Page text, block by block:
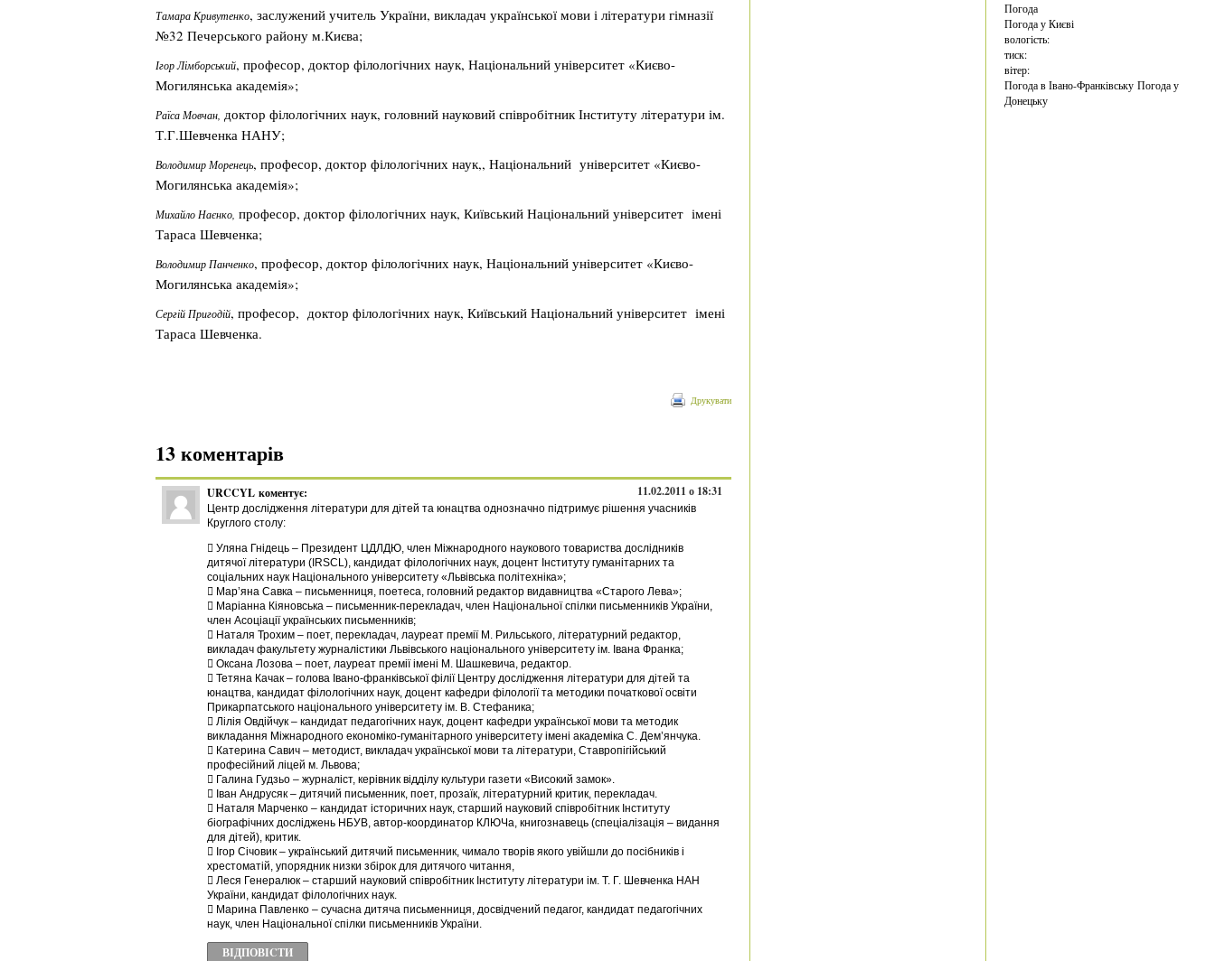
Тамара Кривутенко, заслужений учитель України, викладач української мови і літератури гімназії
№32 Печерського району м.Києва;
Ігор Лімборський, професор, доктор філологічних наук, Національний університет «Києво-
Могилянська академія»;
Раїса Мовчан, доктор філологічних наук, головний науковий співробітник Інституту літератури ім.
Т.Г.Шевченка НАНУ;
Володимир Моренець, професор, доктор філологічних наук,, Національний університет «Києво-
Могилянська академія»;
Михайло Наєнко, професор, доктор філологічних наук, Київський Національний університет імені
Тараса Шевченка;
Володимир Панченко, професор, доктор філологічних наук, Національний університет «Києво-
Могилянська академія»;
Сергій Пригодій, професор, доктор філологічних наук, Київський Національний університет імені
Тараса Шевченка.
Друкувати
13 коментарів
URCCYL коментує: 11.02.2011 о 18:31
Центр дослідження літератури для дітей та юнацтва однозначно підтримує рішення учасників
Круглого столу:
 Уляна Гнідець – Президент ЦДЛДЮ, член Міжнародного наукового товариства дослідників
дитячої літератури (IRSCL), кандидат філологічних наук, доцент Інституту гуманітарних та
соціальних наук Національного університету «Львівська політехніка»;
 Мар’яна Савка – письменниця, поетеса, головний редактор видавництва «Старого Лева»;
 Маріанна Кіяновська – письменник-перекладач, член Національної спілки письменників України,
член Асоціації українських письменників;
 Наталя Трохим – поет, перекладач, лауреат премії М. Рильського, літературний редактор,
викладач факультету журналістики Львівського національного університету ім. Івана Франка;
 Оксана Лозова – поет, лауреат премії імені М. Шашкевича, редактор.
 Тетяна Качак – голова Івано-франківської філії Центру дослідження літератури для дітей та
юнацтва, кандидат філологічних наук, доцент кафедри філології та методики початкової освіти
Прикарпатського національного університету ім. В. Стефаника;
 Лілія Овдійчук – кандидат педагогічних наук, доцент кафедри української мови та методик
викладання Міжнародного економіко-гуманітарного університету імені академіка С. Дем’янчyка.
 Катерина Савич – методист, викладач української мови та літератури, Ставропігійський
професійний ліцей м. Львова;
 Галина Гудзьо – журналіст, керівник відділу культури газети «Високий замок».
 Іван Андрусяк – дитячий письменник, поет, прозаїк, літературний критик, перекладач.
 Наталя Марченко – кандидат історичних наук, старший науковий співробітник Інституту
біографічних досліджень НБУВ, автор-координатор КЛЮЧа, книгознавець (спеціалізація – видання
для дітей), критик.
 Ігор Січовик – український дитячий письменник, чимало творів якого увійшли до посібників і
хрестоматій, упорядник низки збірок для дитячого читання,
 Леся Генералюк – старший науковий співробітник Інституту літератури ім. Т. Г. Шевченка НАН
України, кандидат філологічних наук.
 Марина Павленко – сучасна дитяча письменниця, досвідчений педагог, кандидат педагогічних
наук, член Національної спілки письменників України.
ВІДПОВІCТИ
Погода
Погода уКиєві
вологість:
тиск:
вітер:
Погода в Івано-Франківську Погода у
Донецьку